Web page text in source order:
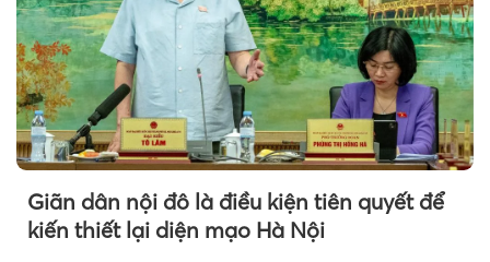
Giãn dân nội đô là điều kiện tiên quyết để
kiến thiết lại diện mạo Hà Nội